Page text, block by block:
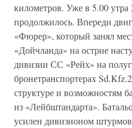
километров. Уже в 5.00 утра
продолжилось. Впереди
«Фюрер», который занял
«Дойчланда» на острие
дивизии СС «Рейх» на
бронетранспортерах
структуре и возможностям
из «Лейбштандарта».
усилен дивизионом